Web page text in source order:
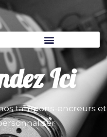
Ici
tampons-encreurs et